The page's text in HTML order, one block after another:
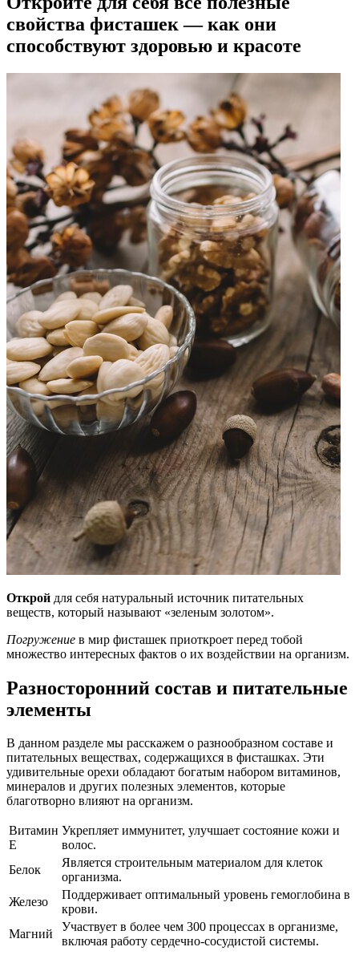
свойства фисташек — как они
способствуют здоровью и красоте
Открой для себя натуральный источник питательных
веществ, который называют «зеленым золотом».
Погружение в мир фисташек приоткроет перед тобой
множество интересных фактов о их воздействии на организм.
Разносторонний состав и питательные
элементы
В данном разделе мы расскажем о разнообразном составе и
питательных веществах, содержащихся в фисташках. Эти
удивительные орехи обладают богатым набором витаминов,
минералов и других полезных элементов, которые
благотворно влияют на организм.
Витамин
E
Укрепляет иммунитет, улучшает состояние кожи и
волос.
Белок
Является строительным материалом для клеток
организма.
Железо
Поддерживает оптимальный уровень гемоглобина в
крови.
Магний
Участвует в более чем 300 процессах в организме,
включая работу сердечно-сосудистой системы.